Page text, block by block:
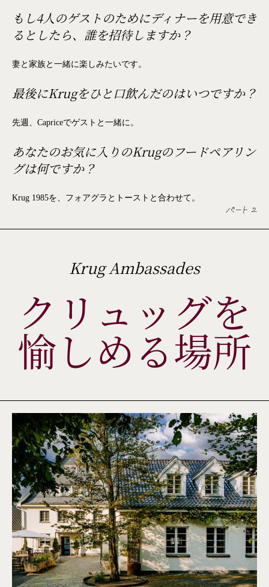
もし4人のゲストのためにディナーを用意でき
るとしたら、誰を招待しますか？
妻と家族と一緒に楽しみたいです。
最後にKrugをひと口飲んだのはいつですか？
先週、Capriceでゲストと一緒に。
あなたのお気に入りのKrugのフードペアリン
グは何ですか？
Krug 1985を、フォアグラとトーストと合わせて。
パート 2
Krug Ambassades
クリュッグを
愉しめる場所